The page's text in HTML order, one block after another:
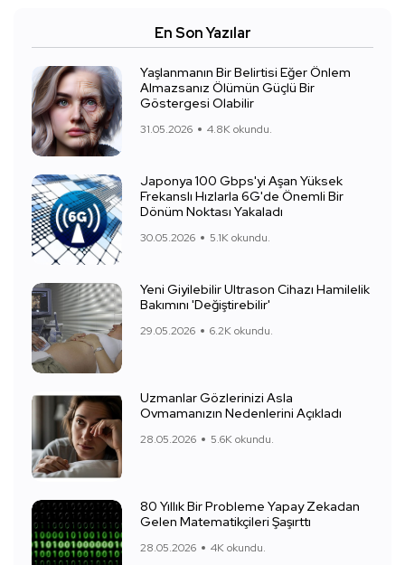
En Son Yazılar
Yaşlanmanın Bir Belirtisi Eğer Önlem
Almazsanız Ölümün Güçlü Bir
Göstergesi Olabilir
31.05.2026 4.8K okundu.
Japonya 100 Gbps'yi Aşan Yüksek
Frekanslı Hızlarla 6G'de Önemli Bir
Dönüm Noktası Yakaladı
30.05.2026 5.1K okundu.
Yeni Giyilebilir Ultrason Cihazı Hamilelik
Bakımını 'Değiştirebilir'
29.05.2026 6.2K okundu.
Uzmanlar Gözlerinizi Asla
Ovmamanızın Nedenlerini Açıkladı
28.05.2026 5.6K okundu.
80 Yıllık Bir Probleme Yapay Zekadan
Gelen Matematikçileri Şaşırttı
28.05.2026 4K okundu.